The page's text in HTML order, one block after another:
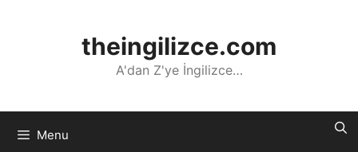
theingilizce.com
A'dan Z'ye İngilizce…
Menu